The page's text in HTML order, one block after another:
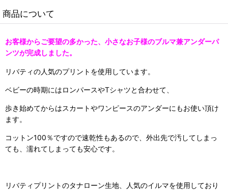
商品について
お客様からご要望の多かった、小さなお子様のブルマ兼アンダーパ
ンツが完成しました。
リバティの人気のプリントを使用しています。
ベビーの時期にはロンパースやTシャツと合わせて、
歩き始めてからはスカートやワンピースのアンダーにもお使い頂け
ます。
コットン100％ですので速乾性もあるので、外出先で汚してしまっ
ても、濡れてしまっても安心です。
リバティプリントのタナローン生地、人気のイルマを使用しており